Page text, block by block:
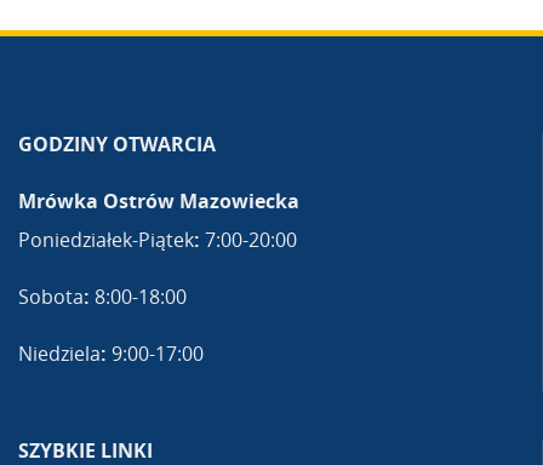
GODZINY OTWARCIA
Mrówka Ostrów Mazowiecka
Poniedziałek-Piątek: 7:00-20:00
Sobota: 8:00-18:00
Niedziela: 9:00-17:00
SZYBKIE LINKI